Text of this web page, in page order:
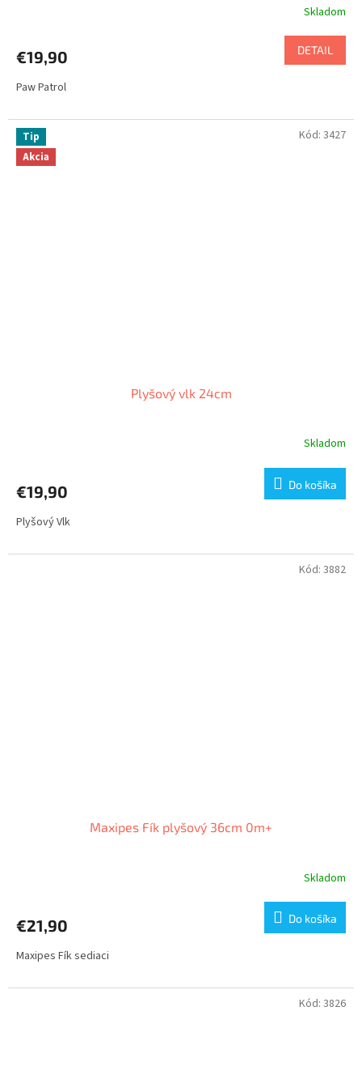
Skladom
€19,90 DETAIL
Paw Patrol
Tip
Akcia
Plyšový vlk 24cm
Skladom
€19,90 Do košíka
Plyšový Vlk
Kód: 3427
Maxipes Fík plyšový 36cm 0m+
Skladom
€21,90 Do košíka
Maxipes Fík sediaci
Kód: 3882
Kód: 3826